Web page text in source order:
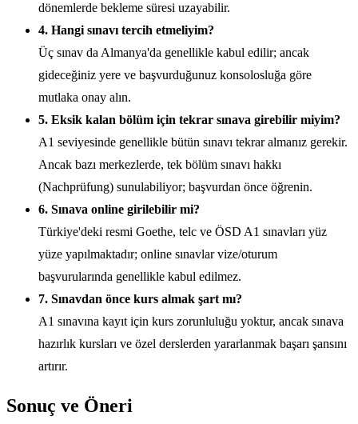
dönemlerde bekleme süresi uzayabilir.
4. Hangi sınavı tercih etmeliyim?
Üç sınav da Almanya'da genellikle kabul edilir; ancak
gideceğiniz yere ve başvurduğunuz konsolosluğa göre
mutlaka onay alın.
5. Eksik kalan bölüm için tekrar sınava girebilir miyim?
A1 seviyesinde genellikle bütün sınavı tekrar almanız gerekir.
Ancak bazı merkezlerde, tek bölüm sınavı hakkı
(Nachprüfung) sunulabiliyor; başvurdan önce öğrenin.
6. Sınava online girilebilir mi?
Türkiye'deki resmi Goethe, telc ve ÖSD A1 sınavları yüz
yüze yapılmaktadır; online sınavlar vize/oturum
başvurularında genellikle kabul edilmez.
7. Sınavdan önce kurs almak şart mı?
A1 sınavına kayıt için kurs zorunluluğu yoktur, ancak sınava
hazırlık kursları ve özel derslerden yararlanmak başarı şansını
artırır.
Sonuç ve Öneri